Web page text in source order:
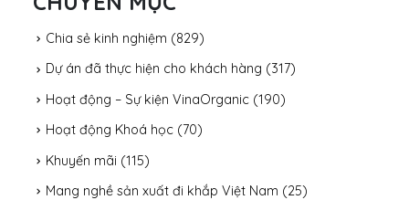
Chia sẻ kinh nghiệm (829)
Dự án đã thực hiện cho khách hàng (317)
Hoạt động – Sự kiện VinaOrganic (190)
Hoạt động Khoá học (70)
Khuyến mãi (115)
Mang nghề sản xuất đi khắp Việt Nam (25)